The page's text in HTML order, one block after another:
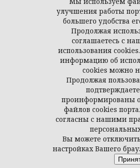
Политика конфиденциальности
© Социологическая наука и
улучшения работы
большего удобства
Продолжая
соглашаетесь с
использования
информацию об
cookies можно
Продолжая
проинформированы
файлов cookies
согласны с нашими
Вы можете
настройках Вашего